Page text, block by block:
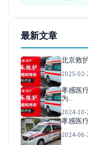
最新文章
北京救
2025-02-
孝感医
为…
2024-10-
孝感医
2024-